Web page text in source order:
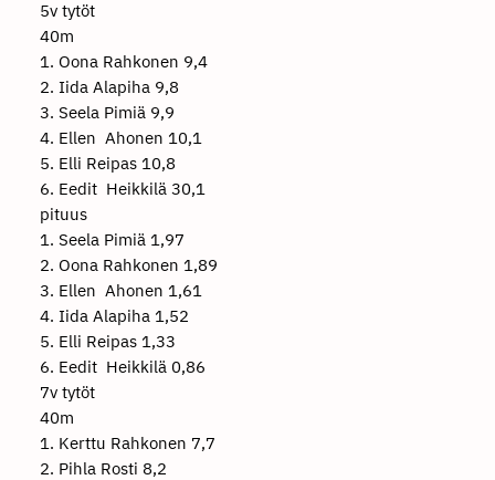
5v tytöt
40m
1. Oona Rahkonen 9,4
2. Iida Alapiha 9,8
3. Seela Pimiä 9,9
4. Ellen Ahonen 10,1
5. Elli Reipas 10,8
6. Eedit Heikkilä 30,1
pituus
1. Seela Pimiä 1,97
2. Oona Rahkonen 1,89
3. Ellen Ahonen 1,61
4. Iida Alapiha 1,52
5. Elli Reipas 1,33
6. Eedit Heikkilä 0,86
7v tytöt
40m
1. Kerttu Rahkonen 7,7
2. Pihla Rosti 8,2